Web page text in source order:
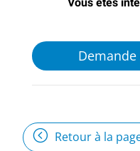
Retour à la